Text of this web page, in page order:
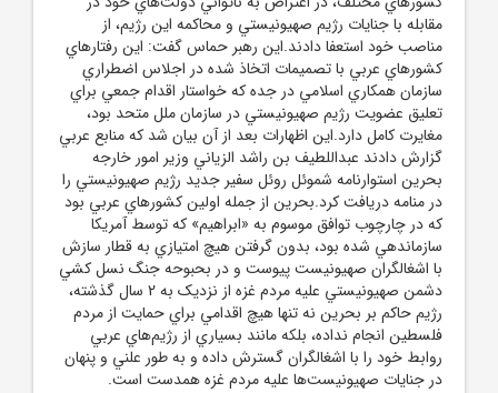
مقابله با جنايات رژيم صهيونيستي و محاکمه اين رژيم، از
مناصب خود استعفا دادند.اين رهبر حماس گفت: اين رفتارهاي
کشورهاي عربي با تصميمات اتخاذ شده در اجلاس اضطراري
سازمان همکاري اسلامي در جده که خواستار اقدام جمعي براي
تعليق عضويت رژيم صهيونيستي در سازمان ملل متحد بود،
مغايرت کامل دارد.اين اظهارات بعد از آن بيان شد که منابع عربي
گزارش دادند عبداللطيف بن راشد الزياني وزير امور خارجه
بحرين استوارنامه شموئل روئل سفير جديد رژيم صهيونيستي را
در منامه دريافت کرد.بحرين از جمله اولين کشورهاي عربي بود
که در چارچوب توافق موسوم به «ابراهيم» که توسط آمريکا
سازماندهي شده بود، بدون گرفتن هيچ امتيازي به قطار سازش
با اشغالگران صهيونيست پيوست و در بحبوحه جنگ نسل کشي
دشمن صهيونيستي عليه مردم غزه از نزديک به 2 سال گذشته،
رژيم حاکم بر بحرين نه تنها هيچ اقدامي براي حمايت از مردم
فلسطين انجام نداده، بلکه مانند بسياري از رژيم‌هاي عربي
روابط خود را با اشغالگران گسترش داده و به طور علني و پنهان
در جنايات صهيونيست‌ها عليه مردم غزه همدست است.